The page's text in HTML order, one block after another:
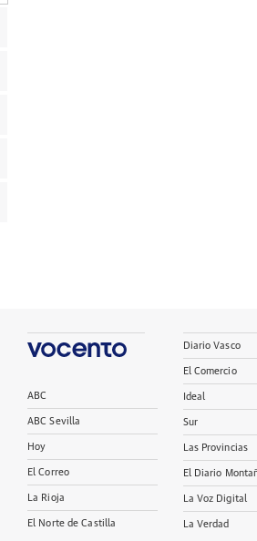
ABC
ABC Sevilla
Hoy
El Correo
La Rioja
El Norte de Castilla
Diario Vasco
El Comercio
Ideal
Sur
Las Provincias
El Diario
La Voz Digital
La Verdad